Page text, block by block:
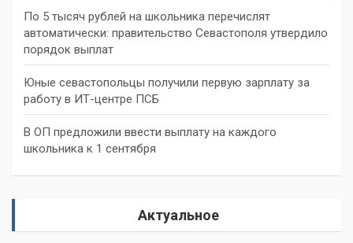
По 5 тысяч рублей на школьника перечислят
автоматически: правительство Севастополя утвердило
порядок выплат
Юные севастопольцы получили первую зарплату за
работу в ИТ-центре ПСБ
В ОП предложили ввести выплату на каждого
школьника к 1 сентября
Актуальное